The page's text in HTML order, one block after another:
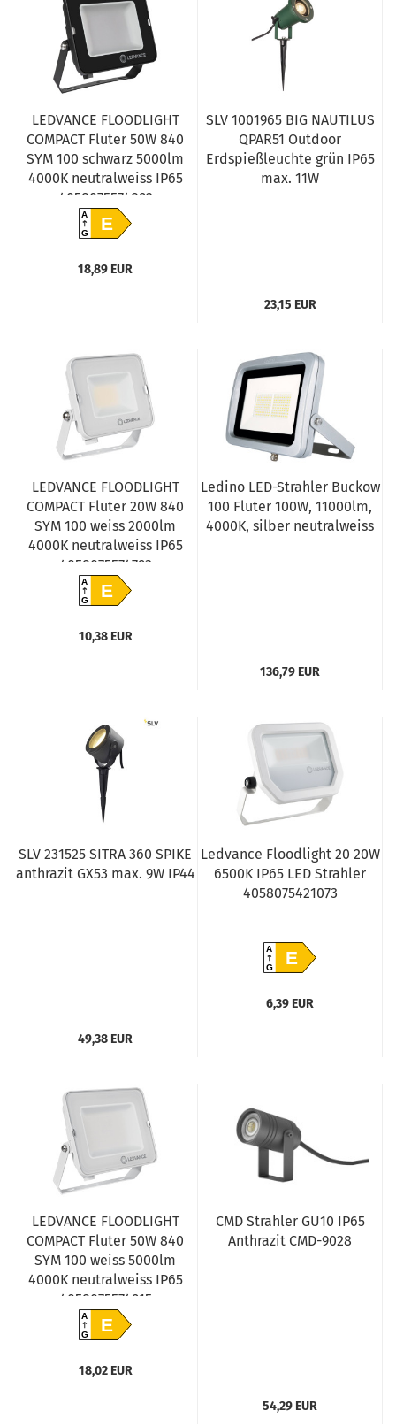
LEDVANCE FLOODLIGHT
COMPACT Fluter 50W 840
SYM 100 schwarz 5000lm
4000K neutralweiss IP65
4058075574892
A
GE
18,89 EUR
SLV 1001965 BIG NAUTILUS
QPAR51 Outdoor
Erdspießleuchte grün IP65
max. 11W
23,15 EUR
LEDVANCE FLOODLIGHT
COMPACT Fluter 20W 840
SYM 100 weiss 2000lm
4000K neutralweiss IP65
4058075574793
A
GE
10,38 EUR
Ledino LED-Strahler Buckow
100 Fluter 100W, 11000lm,
4000K, silber neutralweiss
136,79 EUR
SLV 231525 SITRA 360 SPIKE
anthrazit GX53 max. 9W IP44
49,38 EUR
Ledvance Floodlight 20 20W
6500K IP65 LED Strahler
4058075421073
A
GE
6,39 EUR
LEDVANCE FLOODLIGHT
COMPACT Fluter 50W 840
SYM 100 weiss 5000lm
4000K neutralweiss IP65
4058075574915
A
GE
18,02 EUR
CMD Strahler GU10 IP65
Anthrazit CMD-9028
54,29 EUR